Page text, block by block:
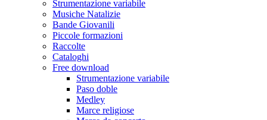
Strumentazione variabile
Musiche Natalizie
Bande Giovanili
Piccole formazioni
Raccolte
Cataloghi
Free download
Strumentazione variabile
Paso doble
Medley
Marce religiose